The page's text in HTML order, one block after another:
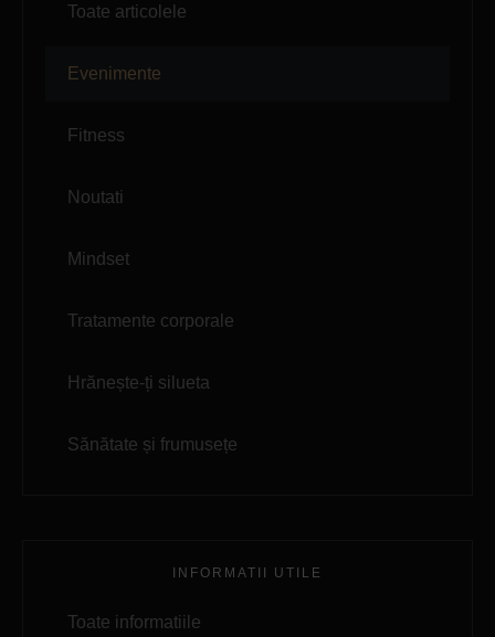
Toate articolele
Evenimente
Fitness
Noutati
Mindset
Tratamente corporale
Hrănește-ți silueta
Sănătate și frumusețe
INFORMATII UTILE
Toate informatiile